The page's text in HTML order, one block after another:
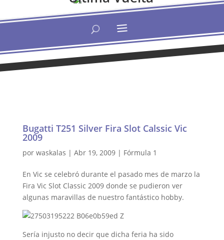
Bugatti T251 Silver Fira Slot Calssic Vic
2009
por waskalas | Abr 19, 2009| Fórmula 1
En Vic se celebró durante el pasado mes de marzo la
Fira Vic Slot Classic 2009 donde se pudieron ver
algunas maravillas de nuestro fantástico hobby.
Sería injusto no decir que dicha feria ha sido